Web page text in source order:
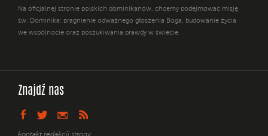
Na oficjalnej stronie polskich dominikanów, chcemy podejmować misję
św. Dominika: pragnienie odważnego głoszenia Boga, budowanie życia
we wspólnocie oraz poszukiwania prawdy w świecie.
Znajdź nas